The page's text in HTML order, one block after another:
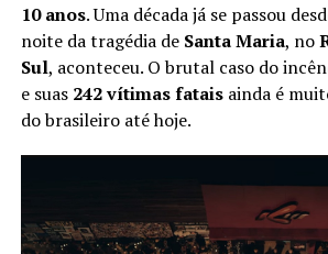
10 anos. Uma década já se passou
noite da tragédia de Santa Maria, no
Sul, aconteceu. O brutal caso do
e suas 242 vítimas fataisainda é
do brasileiro até hoje.